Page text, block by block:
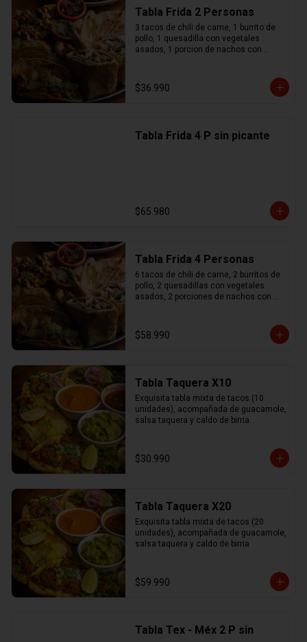
Tabla Frida 2 Personas
3 tacos de chili de carne, 1 burrito de
pollo, 1 quesadilla con vegetales
asados, 1 porcion de nachos con
guacamole, sour cream, pico de gallo
$36.990
Tabla Frida 4 P sin picante
$65.980
Tabla Frida 4 Personas
6 tacos de chili de carne, 2 burritos de
pollo, 2 quesadillas con vegetales
asados, 2 porciones de nachos con
guacamole, sour cream, pico de gallo
$58.990
Tabla Taquera X10
Exquisita tabla mixta de tacos (10
unidades), acompañada de guacamole,
salsa taquera y caldo de birria.
$30.990
Tabla Taquera X20
Exquisita tabla mixta de tacos (20
unidades), acompañada de guacamole,
salsa taquera y caldo de birria
$59.990
Tabla Tex - Méx 2 P sin